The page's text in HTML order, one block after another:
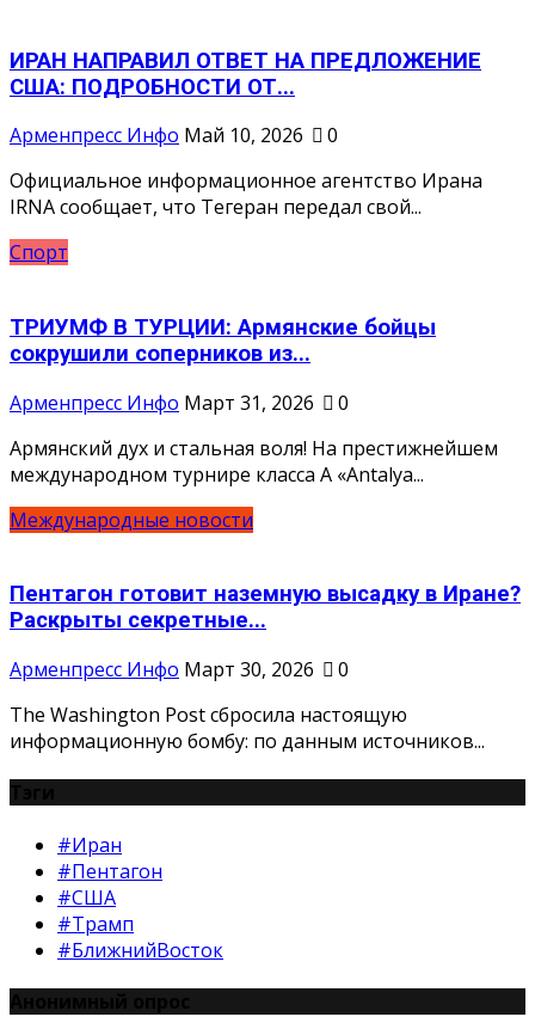
ИРАН НАПРАВИЛ ОТВЕТ НА ПРЕДЛОЖЕНИЕ
США: ПОДРОБНОСТИ ОТ...
Арменпресс Инфо Май 10, 2026
0
Официальное информационное агентство Ирана
IRNA сообщает, что Тегеран передал свой...
Спорт
ТРИУМФ В ТУРЦИИ: Армянские бойцы
сокрушили соперников из...
Арменпресс Инфо Март 31, 2026
0
Армянский дух и стальная воля! На престижнейшем
международном турнире класса А «Antalya...
Международные новости
Пентагон готовит наземную высадку в Иране?
Раскрыты секретные...
Арменпресс Инфо Март 30, 2026
0
The Washington Post сбросила настоящую
информационную бомбу: по данным источников...
#Иран
#Пентагон
#США
#Трамп
#БлижнийВосток